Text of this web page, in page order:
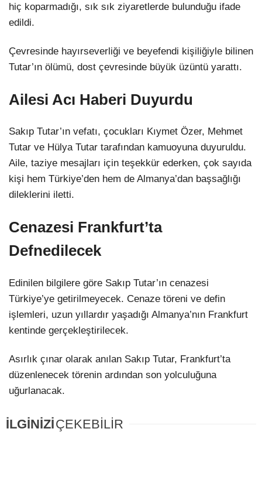
hiç koparmadığı, sık sık ziyaretlerde bulunduğu ifade
edildi.
Çevresinde hayırseverliği ve beyefendi kişiliğiyle bilinen
Tutar’ın ölümü, dost çevresinde büyük üzüntü yarattı.
Ailesi Acı Haberi Duyurdu
Sakıp Tutar’ın vefatı, çocukları Kıymet Özer, Mehmet
Tutar ve Hülya Tutar tarafından kamuoyuna duyuruldu.
Aile, taziye mesajları için teşekkür ederken, çok sayıda
kişi hem Türkiye’den hem de Almanya’dan başsağlığı
dileklerini iletti.
Cenazesi Frankfurt’ta
Defnedilecek
Edinilen bilgilere göre Sakıp Tutar’ın cenazesi
Türkiye’ye getirilmeyecek. Cenaze töreni ve defin
işlemleri, uzun yıllardır yaşadığı Almanya’nın Frankfurt
kentinde gerçekleştirilecek.
Asırlık çınar olarak anılan Sakıp Tutar, Frankfurt’ta
düzenlenecek törenin ardından son yolculuğuna
uğurlanacak.
İLGİNİZİÇEKEBİLİR